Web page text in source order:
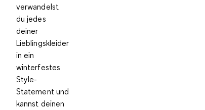
verwandelst
du jedes
deiner
Lieblingskleider
in ein
winterfestes
Style-
Statement und
kannst deinen